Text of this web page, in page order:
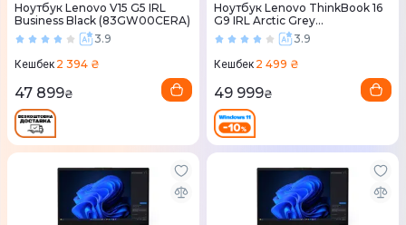
Ноутбук Lenovo V15 G5 IRL
Business Black (83GW00CERA)
3.9
Кешбек 2 394 ₴
47 899₴
Ноутбук Lenovo ThinkBook 16
G9 IRL Arctic Grey
(21US000KRA)3.9
Кешбек 2 499 ₴
49 999₴